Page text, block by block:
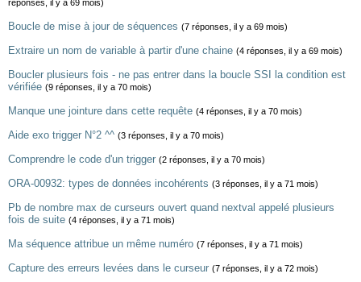
réponses, il y a 69 mois)
Boucle de mise à jour de séquences (7 réponses, il y a 69 mois)
Extraire un nom de variable à partir d'une chaine (4 réponses, il y a 69 mois)
Boucler plusieurs fois - ne pas entrer dans la boucle SSI la condition est
vérifiée (9 réponses, il y a 70 mois)
Manque une jointure dans cette requête (4 réponses, il y a 70 mois)
Aide exo trigger N°2 ^^ (3 réponses, il y a 70 mois)
Comprendre le code d'un trigger (2 réponses, il y a 70 mois)
ORA-00932: types de données incohérents (3 réponses, il y a 71 mois)
Pb de nombre max de curseurs ouvert quand nextval appelé plusieurs
fois de suite (4 réponses, il y a 71 mois)
Ma séquence attribue un même numéro (7 réponses, il y a 71 mois)
Capture des erreurs levées dans le curseur (7 réponses, il y a 72 mois)